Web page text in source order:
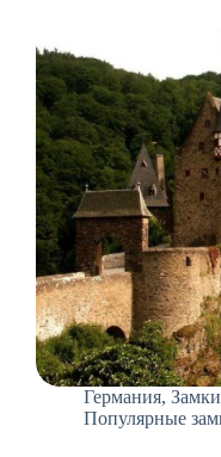
Германия,
Популярные